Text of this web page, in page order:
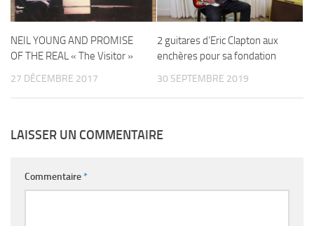
NEIL YOUNG AND PROMISE
OF THE REAL « The Visitor »
27 DÉCEMBRE 2017
2 guitares d’Eric Clapton aux
enchères pour sa fondation
30 SEPTEMBRE 2019
LAISSER UN COMMENTAIRE
Commentaire*